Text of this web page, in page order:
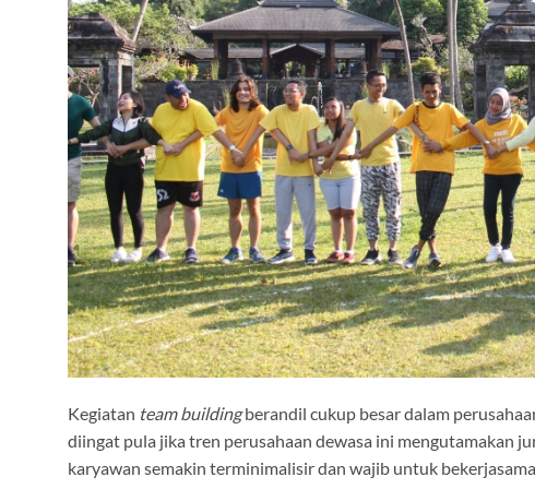
Kegiatan team buildingberandil cukup besar dalam
diingat pula jika tren perusahaan dewasa ini mengutamakan
karyawan semakin terminimalisir dan wajib untuk